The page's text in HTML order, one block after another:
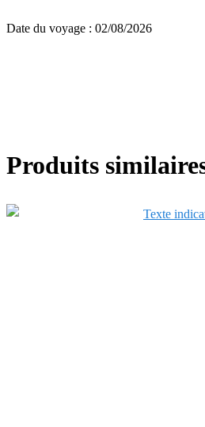
Date du voyage : 02/08/2026
Produits